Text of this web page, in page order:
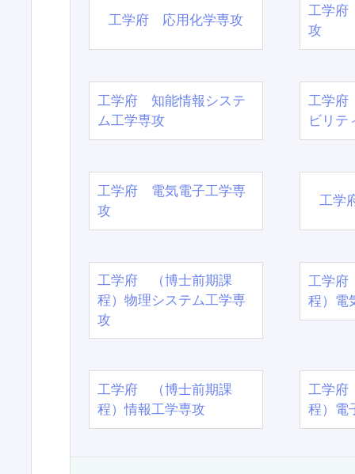
工学府 応用化学専攻
工学府
攻
工学府 知能情報システ
ム工学専攻
工学府
ビリテ
工学府 電気電子工学専
攻
工学
工学府 （博士前期課
程）物理システム工学専
攻
工学
程）電
工学府 （博士前期課
程）情報工学専攻
工学
程）電